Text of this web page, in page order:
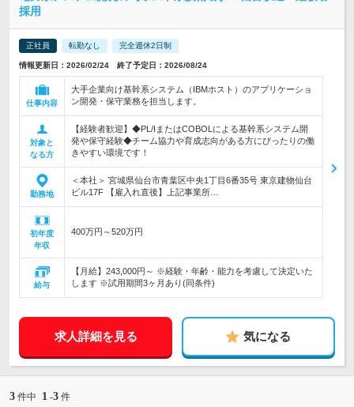
採用
正社員 転勤なし 完全週休2日制
情報更新日：2026/02/24 終了予定日：2026/08/24
仕事内容
大手企業向け基幹系システム（IBMホスト）のアプリケーショ
ン開発・保守業務を担当します。
対象と
なる方
【経験者歓迎】◆PL/IまたはCOBOLによる基幹系システム開
発や保守経験◆チーム協力や育成志向がある方にぴったりの働
きやすい環境です！
勤務地
＜本社＞ 宮城県仙台市青葉区中央1丁目6番35号 東京建物仙台
ビル17F 【雇入れ直後】上記事業所…
初年度
年収
400万円～520万円
給与
【月給】243,000円～ ※経験・年齢・能力を考慮して決定いた
します ※試用期間3ヶ月あり(同条件)
求人詳細を見る 気になる
3 件中 1 -3 件